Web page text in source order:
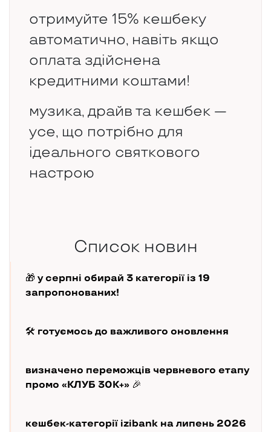
отримуйте 15% кешбеку
автоматично, навіть якщо
оплата здійснена
кредитними коштами!
музика, драйв та кешбек —
усе, що потрібно для
ідеального святкового
настрою
Список новин
🎁 у серпні обирай 3 категорії із 19
запропонованих!
🛠️ готуємось до важливого оновлення
визначено переможців червневого етапу
промо «КЛУБ 30К+» 🎉
кешбек-категорії izibank на липень 2026